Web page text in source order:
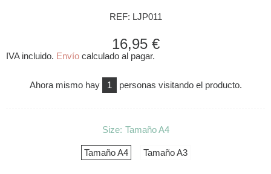
REF: LJP011
16,95 €
IVA incluido. Envío calculado al pagar.
Ahora mismo hay 1 personas visitando el producto.
Size: Tamaño A4
Tamaño A4 Tamaño A3